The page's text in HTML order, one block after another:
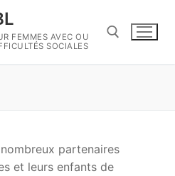
FEMMES AVEC OU
SOCIALES
partenaires
et leurs enfants de